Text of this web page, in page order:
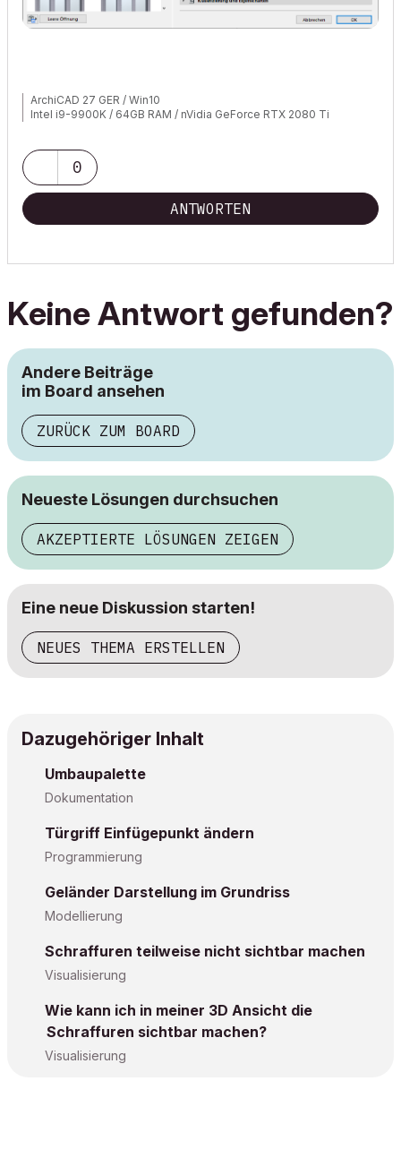
ArchiCAD 27 GER / Win10
Intel i9-9900K / 64GB RAM / nVidia GeForce RTX 2080 Ti
0
ANTWORTEN
Keine Antwort gefunden?
Andere Beiträge
im Board ansehen
ZURÜCK ZUM BOARD
Neueste Lösungen durchsuchen
AKZEPTIERTE LÖSUNGEN ZEIGEN
Eine neue Diskussion starten!
NEUES THEMA ERSTELLEN
Dazugehöriger Inhalt
Umbaupalette
Dokumentation
Türgriff Einfügepunkt ändern
Programmierung
Geländer Darstellung im Grundriss
Modellierung
Schraffuren teilweise nicht sichtbar machen
Visualisierung
Wie kann ich in meiner 3D Ansicht die
Schraffuren sichtbar machen?
Visualisierung